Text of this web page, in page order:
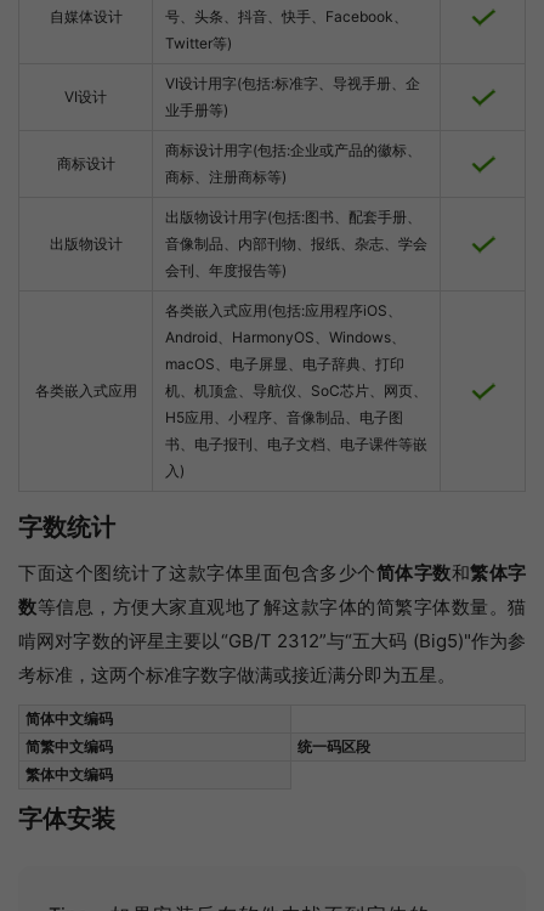
自媒体设计
号、头条、抖音、快手、Facebook、
Twitter等)
VI设计
VI设计用字(包括:标准字、导视手册、企
业手册等)
商标设计
商标设计用字(包括:企业或产品的徽标、
商标、注册商标等)
出版物设计
出版物设计用字(包括:图书、配套手册、
音像制品、内部刊物、报纸、杂志、学会
会刊、年度报告等)
各类嵌入式应用
各类嵌入式应用(包括:应用程序iOS、
Android、HarmonyOS、Windows、
macOS、电子屏显、电子辞典、打印
机、机顶盒、导航仪、SoC芯片、网页、
H5应用、小程序、音像制品、电子图
书、电子报刊、电子文档、电子课件等嵌
入)
字数统计
下面这个图统计了这款字体里面包含多少个简体字数和繁体字
数等信息，方便大家直观地了解这款字体的简繁字体数量。猫
啃网对字数的评星主要以“GB/T 2312”与“五大码 (Big5)"作为参
考标准，这两个标准字数字做满或接近满分即为五星。
简体中文编码
简繁中文编码
统一码区段
繁体中文编码
字体安装